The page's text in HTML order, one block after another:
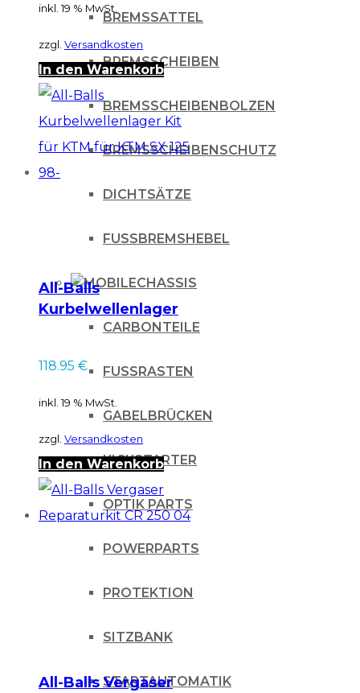
BREMSSATTEL
BREMSSCHEIBEN
BREMSSCHEIBENBOLZEN
BREMSSCHEIBENSCHUTZ
DICHTSÄTZE
FUSSBREMSHEBEL
CHASSIS
CARBONTEILE
FUSSRASTEN
GABELBRÜCKEN
KICKSTARTER
OPTIK PARTS
POWERPARTS
PROTEKTION
SITZBANK
STARTAUTOMATIK
inkl. 19 % MwSt.
zzgl. Versandkosten
In den Warenkorb
All-Balls
Kurbelwellenlager
Kit für KTM für KTM
118.95 €
inkl. 19 % MwSt.
zzgl. Versandkosten
In den Warenkorb
All-Balls Vergaser